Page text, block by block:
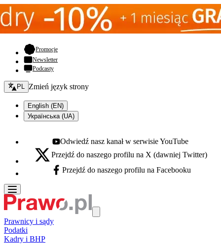
Promocje- otwiera się w nowej karcie
Newsletter
Podcasty
Zmień język - bieżący:
PL Zmień język strony
English (EN)
Українська (UA)
Youtube - otwiera się w nowej karcie
Odwiedź nasz kanał w serwisie YouTube
X - otwiera się w nowej karcie
Przejdź do naszego profilu na X (dawniej Twitter)
Facebook - otwiera się w nowej karcie
Przejdź do naszego profilu na Facebooku
Prawnicy i sądy
Podatki
Kadry i BHP